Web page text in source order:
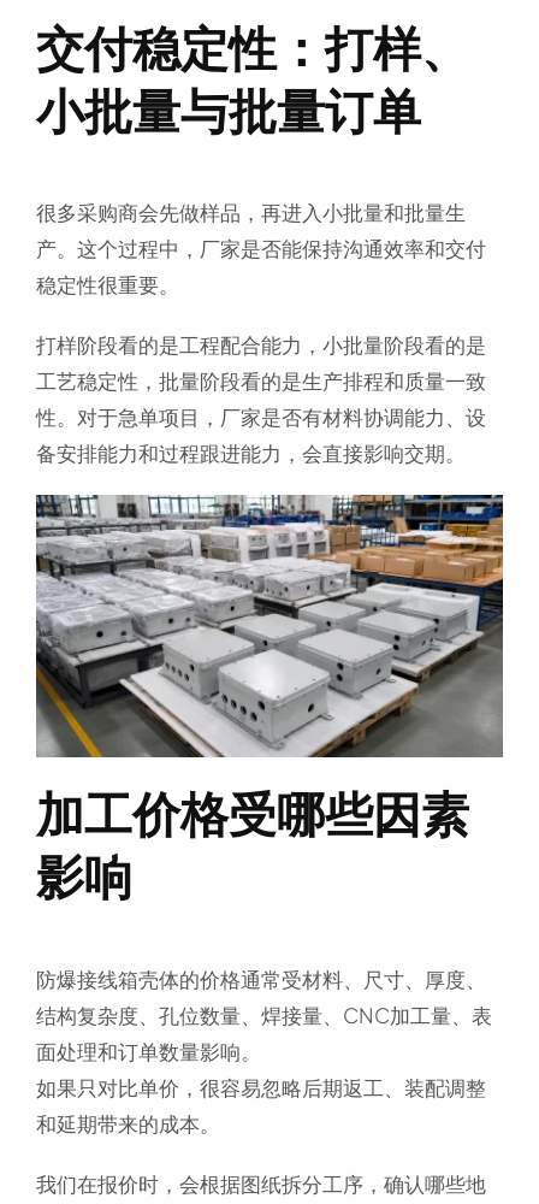
交付稳定性：打样、
小批量与批量订单
很多采购商会先做样品，再进入小批量和批量生
产。这个过程中，厂家是否能保持沟通效率和交付
稳定性很重要。
打样阶段看的是工程配合能力，小批量阶段看的是
工艺稳定性，批量阶段看的是生产排程和质量一致
性。对于急单项目，厂家是否有材料协调能力、设
备安排能力和过程跟进能力，会直接影响交期。
加工价格受哪些因素
影响
防爆接线箱壳体的价格通常受材料、尺寸、厚度、
结构复杂度、孔位数量、焊接量、CNC加工量、表
面处理和订单数量影响。
如果只对比单价，很容易忽略后期返工、装配调整
和延期带来的成本。
我们在报价时，会根据图纸拆分工序，确认哪些地